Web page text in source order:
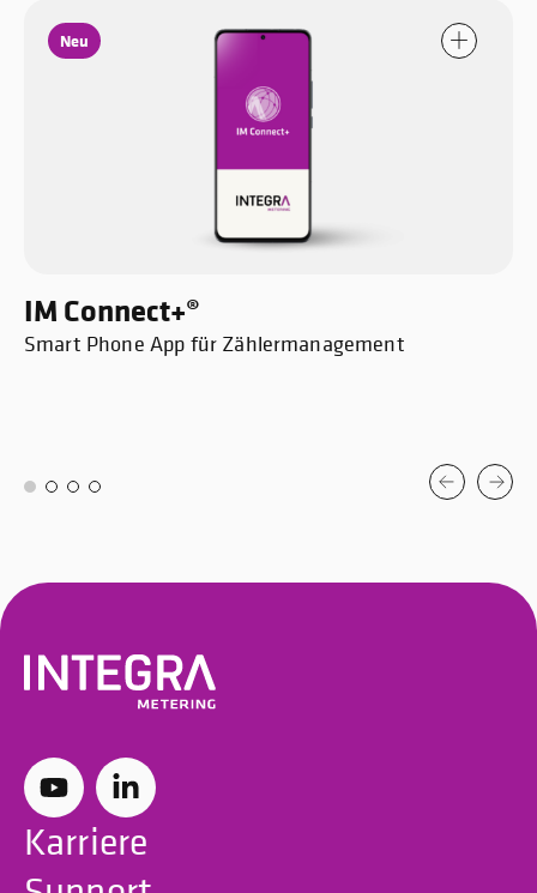
Neu
IM Connect+®
Smart Phone App für Zählermanagement
Karriere